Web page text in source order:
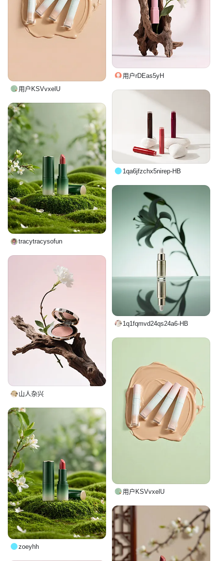
用户KSVvxelU
用户rDEas5yH
1qa6jfzchx5nirep-HB
tracytracysofun
1q1fqmvd24qs24a6-HB
山人杂兴
用户KSVvxelU
zoeyhh